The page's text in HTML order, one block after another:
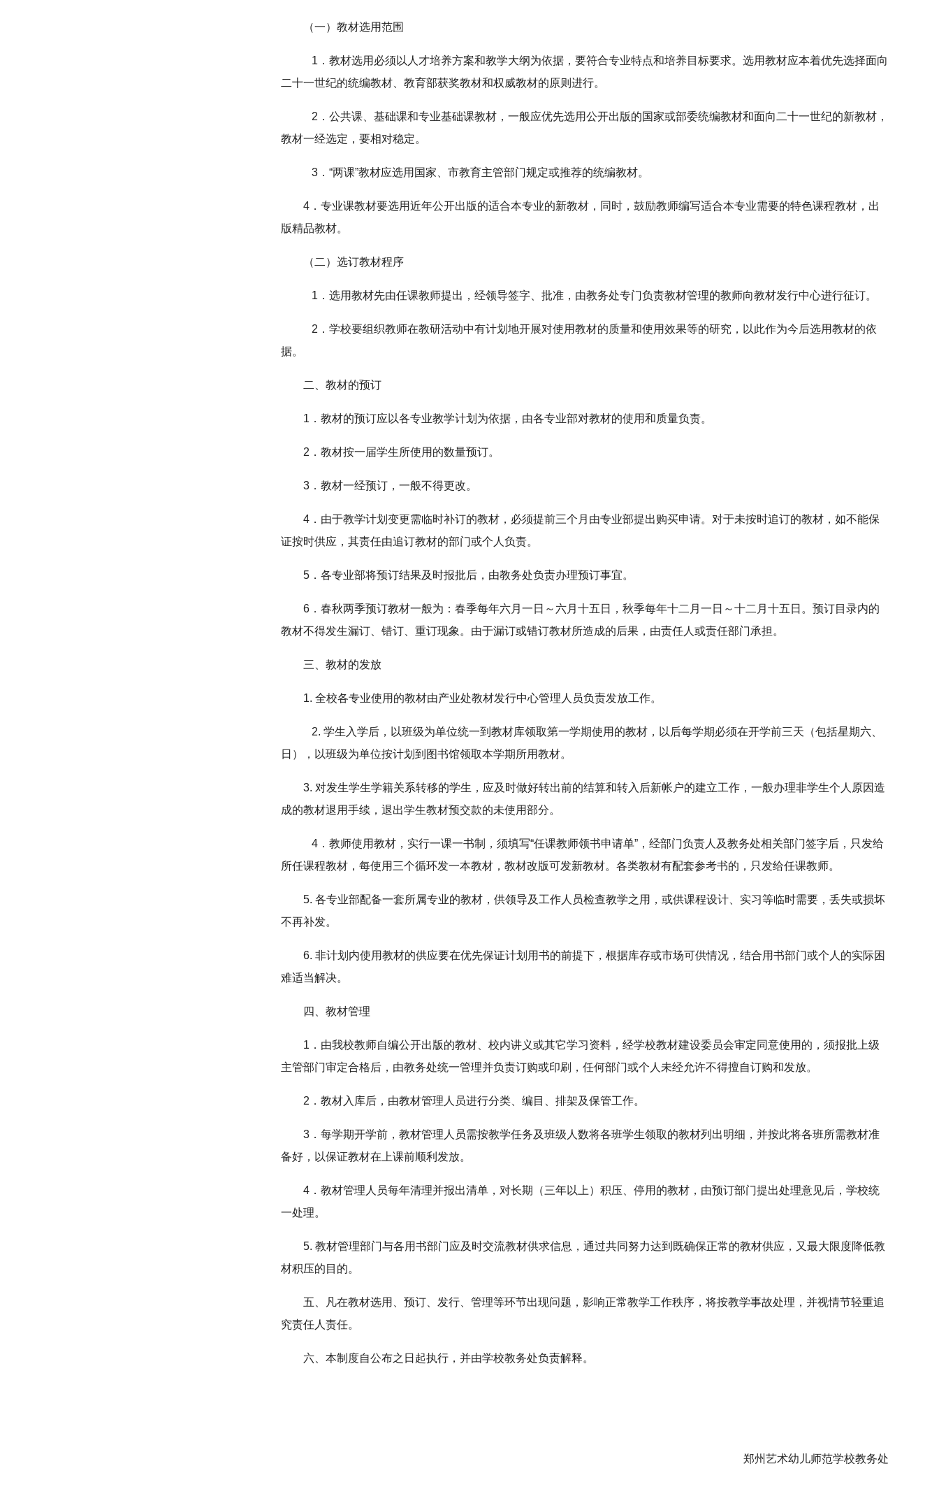
（一）教材选用范围
1．教材选用必须以人才培养方案和教学大纲为依据，要符合专业特点和培养目标要求。选用教材应本着优先选择面向
二十一世纪的统编教材、教育部获奖教材和权威教材的原则进行。
2．公共课、基础课和专业基础课教材，一般应优先选用公开出版的国家或部委统编教材和面向二十一世纪的新教材，
教材一经选定，要相对稳定。
3．“两课”教材应选用国家、市教育主管部门规定或推荐的统编教材。
4．专业课教材要选用近年公开出版的适合本专业的新教材，同时，鼓励教师编写适合本专业需要的特色课程教材，出
版精品教材。
（二）选订教材程序
1．选用教材先由任课教师提出，经领导签字、批准，由教务处专门负责教材管理的教师向教材发行中心进行征订。
2．学校要组织教师在教研活动中有计划地开展对使用教材的质量和使用效果等的研究，以此作为今后选用教材的依
据。
二、教材的预订
1．教材的预订应以各专业教学计划为依据，由各专业部对教材的使用和质量负责。
2．教材按一届学生所使用的数量预订。
3．教材一经预订，一般不得更改。
4．由于教学计划变更需临时补订的教材，必须提前三个月由专业部提出购买申请。对于未按时追订的教材，如不能保
证按时供应，其责任由追订教材的部门或个人负责。
5．各专业部将预订结果及时报批后，由教务处负责办理预订事宜。
6．春秋两季预订教材一般为：春季每年六月一日～六月十五日，秋季每年十二月一日～十二月十五日。预订目录内的
教材不得发生漏订、错订、重订现象。由于漏订或错订教材所造成的后果，由责任人或责任部门承担。
三、教材的发放
1. 全校各专业使用的教材由产业处教材发行中心管理人员负责发放工作。
2. 学生入学后，以班级为单位统一到教材库领取第一学期使用的教材，以后每学期必须在开学前三天（包括星期六、
日），以班级为单位按计划到图书馆领取本学期所用教材。
3. 对发生学生学籍关系转移的学生，应及时做好转出前的结算和转入后新帐户的建立工作，一般办理非学生个人原因造
成的教材退用手续，退出学生教材预交款的未使用部分。
4．教师使用教材，实行一课一书制，须填写“任课教师领书申请单”，经部门负责人及教务处相关部门签字后，只发给
所任课程教材，每使用三个循环发一本教材，教材改版可发新教材。各类教材有配套参考书的，只发给任课教师。
5. 各专业部配备一套所属专业的教材，供领导及工作人员检查教学之用，或供课程设计、实习等临时需要，丢失或损坏
不再补发。
6. 非计划内使用教材的供应要在优先保证计划用书的前提下，根据库存或市场可供情况，结合用书部门或个人的实际困
难适当解决。
四、教材管理
1．由我校教师自编公开出版的教材、校内讲义或其它学习资料，经学校教材建设委员会审定同意使用的，须报批上级
主管部门审定合格后，由教务处统一管理并负责订购或印刷，任何部门或个人未经允许不得擅自订购和发放。
2．教材入库后，由教材管理人员进行分类、编目、排架及保管工作。
3．每学期开学前，教材管理人员需按教学任务及班级人数将各班学生领取的教材列出明细，并按此将各班所需教材准
备好，以保证教材在上课前顺利发放。
4．教材管理人员每年清理并报出清单，对长期（三年以上）积压、停用的教材，由预订部门提出处理意见后，学校统
一处理。
5. 教材管理部门与各用书部门应及时交流教材供求信息，通过共同努力达到既确保正常的教材供应，又最大限度降低教
材积压的目的。
五、凡在教材选用、预订、发行、管理等环节出现问题，影响正常教学工作秩序，将按教学事故处理，并视情节轻重追
究责任人责任。
六、本制度自公布之日起执行，并由学校教务处负责解释。
郑州艺术幼儿师范学校教务处